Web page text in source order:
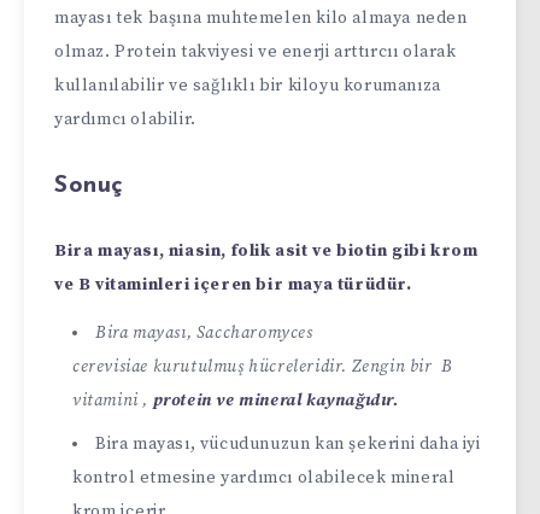
mayası tek başına muhtemelen kilo almaya neden
olmaz. Protein takviyesi ve enerji arttırcıı olarak
kullanılabilir ve sağlıklı bir kiloyu korumanıza
yardımcı olabilir.
Sonuç
Bira mayası, niasin, folik asit ve biotin gibi krom
ve B vitaminleri içeren bir maya türüdür.
Bira mayası, Saccharomyces
cerevisiae kurutulmuş hücreleridir. Zengin bir B
vitamini , protein ve mineral kaynağıdır.
Bira mayası, vücudunuzun kan şekerini daha iyi
kontrol etmesine yardımcı olabilecek mineral